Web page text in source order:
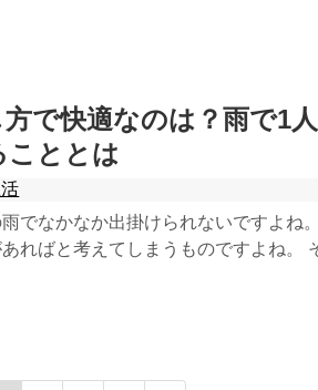
で快適なのは？雨で1
こととは
でなかなか出掛けられないですよね
ればと考えてしまうものですよね。